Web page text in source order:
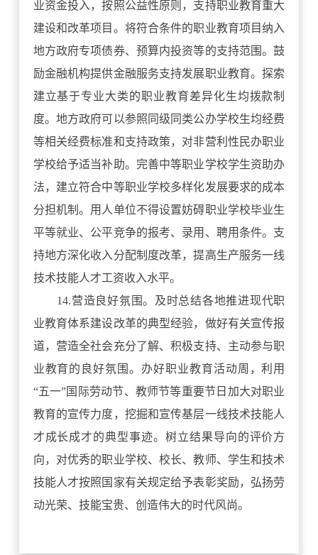
业资金投入，按照公益性原则，支持职业教育重大
建设和改革项目。将符合条件的职业教育项目纳入
地方政府专项债券、预算内投资等的支持范围。鼓
励金融机构提供金融服务支持发展职业教育。探索
建立基于专业大类的职业教育差异化生均拨款制
度。地方政府可以参照同级同类公办学校生均经费
等相关经费标准和支持政策，对非营利性民办职业
学校给予适当补助。完善中等职业学校学生资助办
法，建立符合中等职业学校多样化发展要求的成本
分担机制。用人单位不得设置妨碍职业学校毕业生
平等就业、公平竞争的报考、录用、聘用条件。支
持地方深化收入分配制度改革，提高生产服务一线
技术技能人才工资收入水平。
14.营造良好氛围。及时总结各地推进现代职
业教育体系建设改革的典型经验，做好有关宣传报
道，营造全社会充分了解、积极支持、主动参与职
业教育的良好氛围。办好职业教育活动周，利用
“五一”国际劳动节、教师节等重要节日加大对职业
教育的宣传力度，挖掘和宣传基层一线技术技能人
才成长成才的典型事迹。树立结果导向的评价方
向，对优秀的职业学校、校长、教师、学生和技术
技能人才按照国家有关规定给予表彰奖励，弘扬劳
动光荣、技能宝贵、创造伟大的时代风尚。